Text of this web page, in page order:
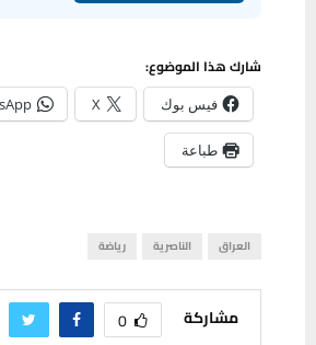
شارك هذا الموضوع:
فيس بوك X
طباعة
العراق الناصرية رياضة
مشاركة 0